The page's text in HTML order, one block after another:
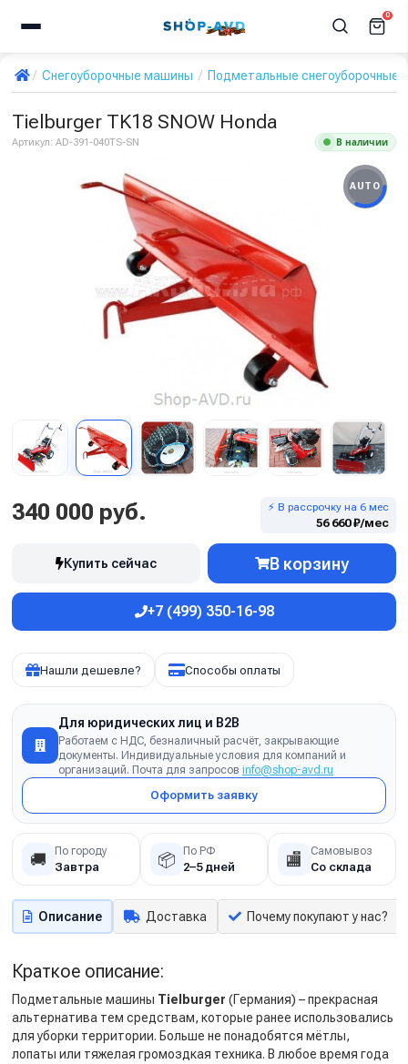
0
Снегоуборочные машины Подметальные снегоуборочные
Tielburger TK18 SNOW Honda
Артикул: AD-391-040TS-SN В наличии
AUTO
340 000 руб. ⚡ В рассрочку на 6 мес
56 660 ₽/мес
Купить сейчас В корзину
+7 (499) 350-16-98
Нашли дешевле? Способы оплаты
Для юридических лиц и B2B
Работаем с НДС, безналичный расчёт, закрывающие
документы. Индивидуальные условия для компаний и
организаций. Почта для запросов info@shop-avd.ru
Оформить заявку
🚚 По городу
Завтра 📦 По РФ
2–5 дней 🏬 Самовывоз
Со склада
Описание Доставка Почему покупают у нас?
Краткое описание:
Подметальные машины Tielburger (Германия) – прекрасная
альтернатива тем средствам, которые ранее использовались
для уборки территории. Больше не понадобятся мётлы,
лопаты или тяжелая громоздкая техника. В любое время года